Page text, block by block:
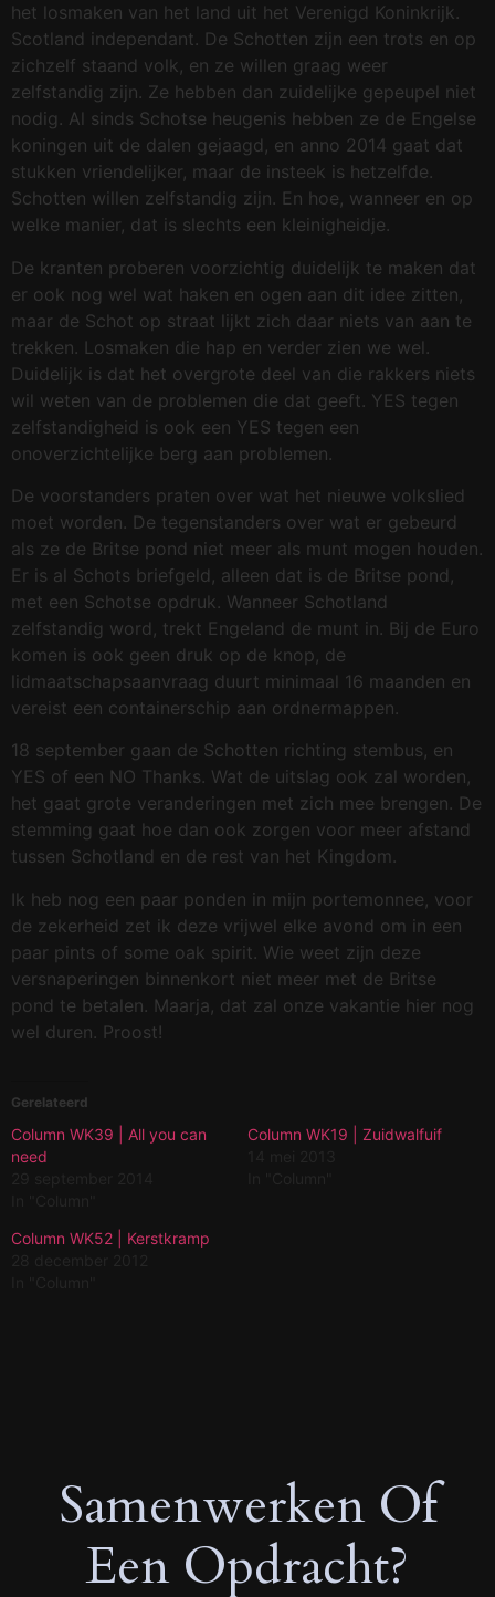
het losmaken van het land uit het Verenigd Koninkrijk.
Scotland independant. De Schotten zijn een trots en op
zichzelf staand volk, en ze willen graag weer
zelfstandig zijn. Ze hebben dan zuidelijke gepeupel niet
nodig. Al sinds Schotse heugenis hebben ze de Engelse
koningen uit de dalen gejaagd, en anno 2014 gaat dat
stukken vriendelijker, maar de insteek is hetzelfde.
Schotten willen zelfstandig zijn. En hoe, wanneer en op
welke manier, dat is slechts een kleinigheidje.
De kranten proberen voorzichtig duidelijk te maken dat
er ook nog wel wat haken en ogen aan dit idee zitten,
maar de Schot op straat lijkt zich daar niets van aan te
trekken. Losmaken die hap en verder zien we wel.
Duidelijk is dat het overgrote deel van die rakkers niets
wil weten van de problemen die dat geeft. YES tegen
zelfstandigheid is ook een YES tegen een
onoverzichtelijke berg aan problemen.
De voorstanders praten over wat het nieuwe volkslied
moet worden. De tegenstanders over wat er gebeurd
als ze de Britse pond niet meer als munt mogen houden.
Er is al Schots briefgeld, alleen dat is de Britse pond,
met een Schotse opdruk. Wanneer Schotland
zelfstandig word, trekt Engeland de munt in. Bij de Euro
komen is ook geen druk op de knop, de
lidmaatschapsaanvraag duurt minimaal 16 maanden en
vereist een containerschip aan ordnermappen.
18 september gaan de Schotten richting stembus, en
YES of een NO Thanks. Wat de uitslag ook zal worden,
het gaat grote veranderingen met zich mee brengen. De
stemming gaat hoe dan ook zorgen voor meer afstand
tussen Schotland en de rest van het Kingdom.
Ik heb nog een paar ponden in mijn portemonnee, voor
de zekerheid zet ik deze vrijwel elke avond om in een
paar pints of some oak spirit. Wie weet zijn deze
versnaperingen binnenkort niet meer met de Britse
pond te betalen. Maarja, dat zal onze vakantie hier nog
wel duren. Proost!
Gerelateerd
Column WK39 | All you can
need
Column WK19 | Zuidwalfuif
Column WK52 | Kerstkramp
Samenwerken Of
Een Opdracht?